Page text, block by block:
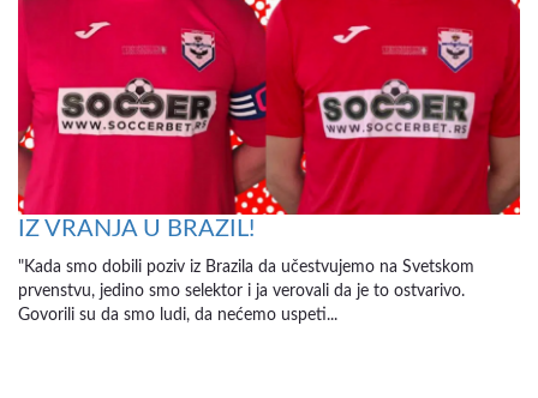
IZ VRANJA U BRAZIL!
"Kada smo dobili poziv iz Brazila da učestvujemo na Svetskom
prvenstvu, jedino smo selektor i ja verovali da je to ostvarivo.
Govorili su da smo ludi, da nećemo uspeti...